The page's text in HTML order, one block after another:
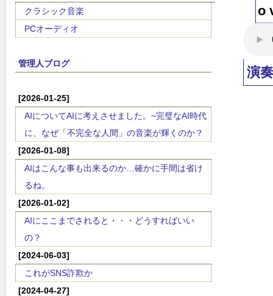
クラシック音楽
PCオーディオ
管理人ブログ
[2026-01-25]
AIについてAIに考えさせました。~完璧なAI時代
に、なぜ「不完全な人間」の音楽が輝くのか？
[2026-01-08]
AIはこんな事も出来るのか…確かに手間は省け
るね。
[2026-01-02]
AIにここまでされると・・・どうすればいい
の？
[2024-06-03]
これがSNS詐欺か
[2024-04-27]
o
演